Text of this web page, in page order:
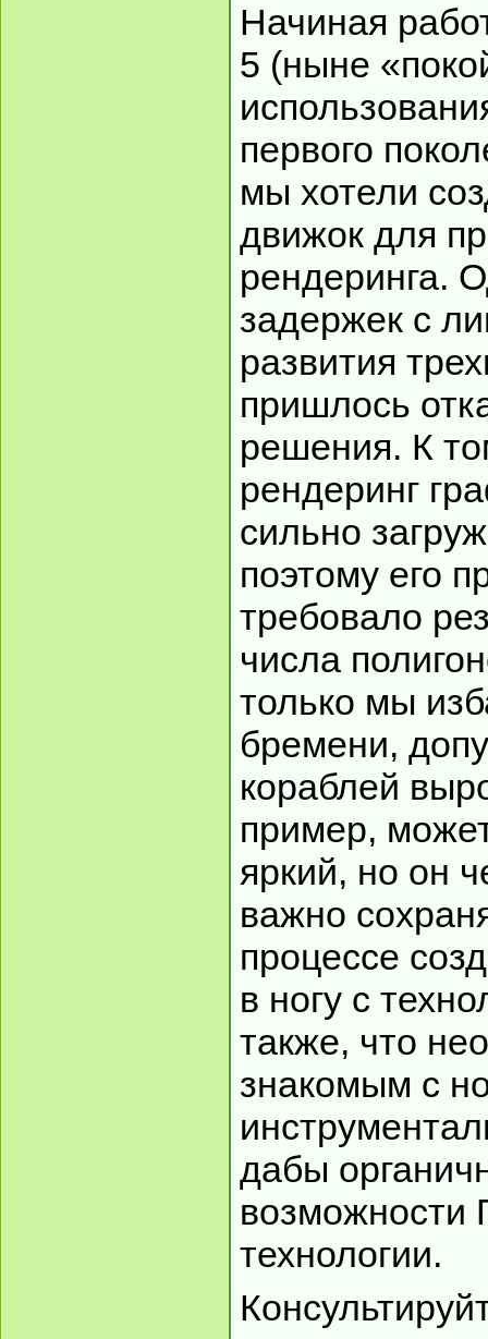
Начиная
5 (ныне
первого
мы хотели
движок для
рендеринга.
задержек с
развития
пришлось
решения. К
рендеринг
сильно
поэтому его
требовало
числа
только мы
бремени,
кораблей
пример,
яркий, но он
важно
процессе
в ногу с
также, что
знакомым с
дабы
возможности
технологии.